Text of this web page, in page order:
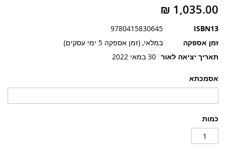
אסמכתא
כמות
ISBN13
9780415830645
זמן אספקה
במלאי, (זמן אספקה 5 ימי עסקים)
תאריך יציאה לאור 30 במאי 2022